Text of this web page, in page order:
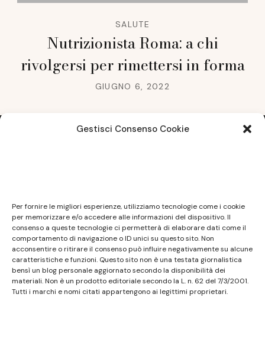
Gestisci Consenso Cookie
Per fornire le migliori esperienze, utilizziamo tecnologie come i cookie
per memorizzare e/o accedere alle informazioni del dispositivo. Il
consenso a queste tecnologie ci permetterà di elaborare dati come il
comportamento di navigazione o ID unici su questo sito. Non
acconsentire o ritirare il consenso può influire negativamente su alcune
caratteristiche e funzioni. Questo sito non è una testata giornalistica
bensì un blog personale aggiornato secondo la disponibilità dei
materiali. Non è un prodotto editoriale secondo la L. n. 62 del 7/3/2001.
Tutti i marchi e nomi citati appartengono ai legittimi proprietari.
SALUTE
Nutrizionista Roma: a chi
rivolgersi per rimettersi in forma
GIUGNO 6, 2022
non ha carattere periodico essendo aggiornato
secondo la disponibilità e la reperibilità dei materiali.
Pertanto non può essere considerato in alcun modo
un prodotto editoriale ai sensi della L. n. 62 del
7/3/2001. Tutti i marchi riportati appartengono ai
legittimi proprietari; marchi di terzi, nomi di prodotti,